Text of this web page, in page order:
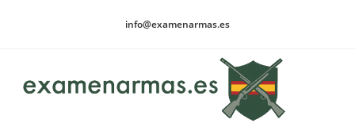
info@examenarmas.es